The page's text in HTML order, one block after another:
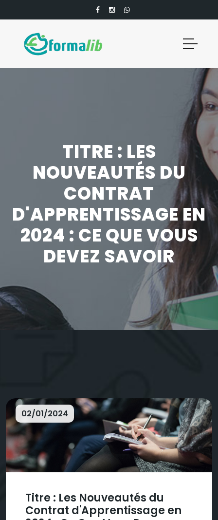
TITRE : LES
NOUVEAUTÉS DU
CONTRAT
D'APPRENTISSAGE EN
2024 : CE QUE VOUS
DEVEZ SAVOIR
02/01/2024
Titre : Les Nouveautés du
Contrat d'Apprentissage en